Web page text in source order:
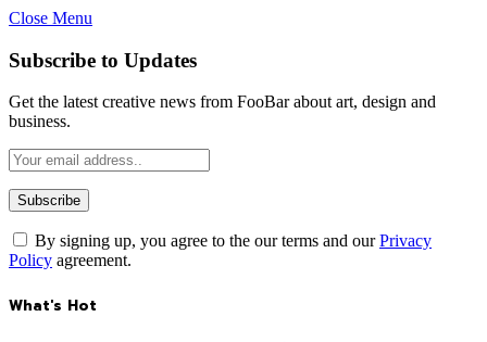
Close Menu
Subscribe to Updates
Get the latest creative news from FooBar about art, design and
business.
By signing up, you agree to the our terms and ourPrivacy
Policy agreement.
What's Hot